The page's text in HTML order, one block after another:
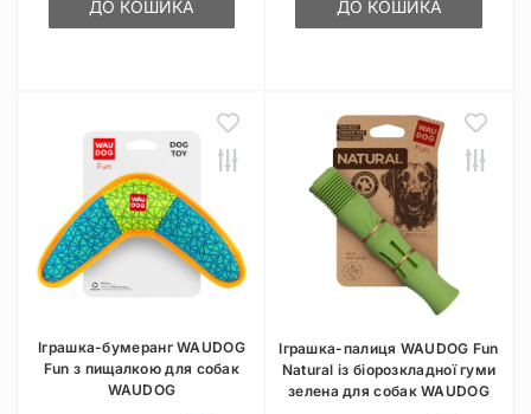
ДО КОШИКА ДО КОШИКА
Іграшка-бумеранг WAUDOG
Fun з пищалкою для собак
WAUDOG
Іграшка-палиця WAUDOG Fun
Natural із біорозкладної гуми
зелена для собак WAUDOG